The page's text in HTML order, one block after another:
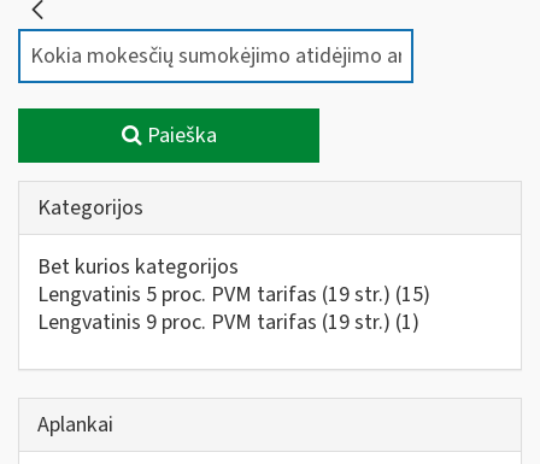
Paieška
Kategorijos
Bet kurios kategorijos
Lengvatinis 5 proc. PVM tarifas (19 str.) (15)
Lengvatinis 9 proc. PVM tarifas (19 str.) (1)
Aplankai